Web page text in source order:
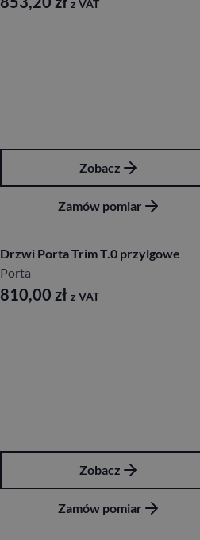
z VAT
Zobacz
Zamów pomiar
Drzwi Porta Trim T.0 przylgowe
Porta
810,00 zł z VAT
Zobacz
Zamów pomiar